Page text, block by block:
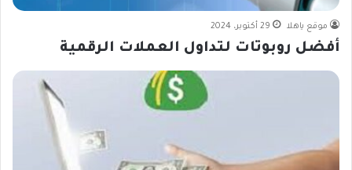
موقع ياهلا 29 أكتوبر، 2024
أفضل روبوتات لتداول العملات الرقمية